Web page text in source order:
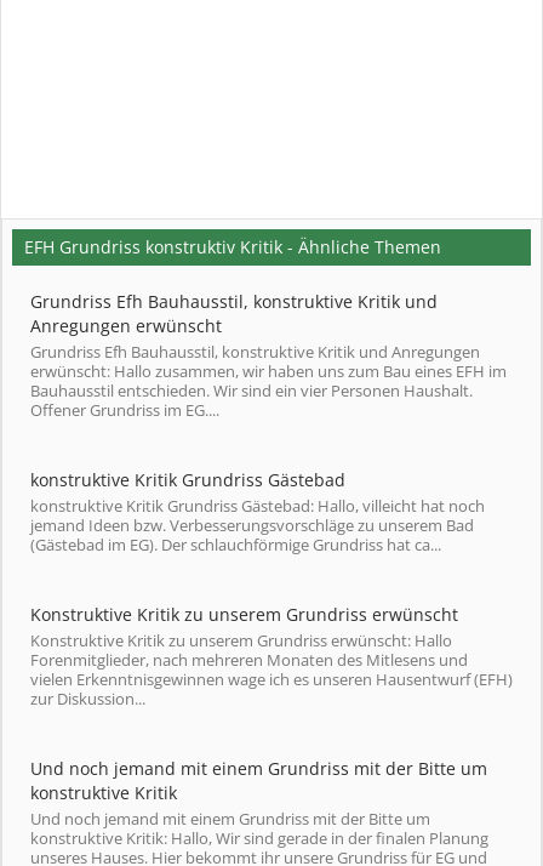
EFH Grundriss konstruktiv Kritik - Ähnliche Themen
Grundriss Efh Bauhausstil, konstruktive Kritik und
Anregungen erwünscht
Grundriss Efh Bauhausstil, konstruktive Kritik und Anregungen
erwünscht: Hallo zusammen, wir haben uns zum Bau eines EFH im
Bauhausstil entschieden. Wir sind ein vier Personen Haushalt.
Offener Grundriss im EG....
konstruktive Kritik Grundriss Gästebad
konstruktive Kritik Grundriss Gästebad: Hallo, villeicht hat noch
jemand Ideen bzw. Verbesserungsvorschläge zu unserem Bad
(Gästebad im EG). Der schlauchförmige Grundriss hat ca...
Konstruktive Kritik zu unserem Grundriss erwünscht
Konstruktive Kritik zu unserem Grundriss erwünscht: Hallo
Forenmitglieder, nach mehreren Monaten des Mitlesens und
vielen Erkenntnisgewinnen wage ich es unseren Hausentwurf (EFH)
zur Diskussion...
Und noch jemand mit einem Grundriss mit der Bitte um
konstruktive Kritik
Und noch jemand mit einem Grundriss mit der Bitte um
konstruktive Kritik: Hallo, Wir sind gerade in der finalen Planung
unseres Hauses. Hier bekommt ihr unsere Grundriss für EG und